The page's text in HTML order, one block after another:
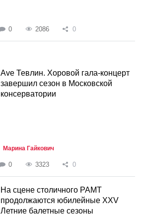
0 2086 0
Ave Тевлин. Хоровой гала-концерт
завершил сезон в Московской
консерватории
Марина Гайкович
0 3323 0
На сцене столичного РАМТ
продолжаются юбилейные XXV
Летние балетные сезоны